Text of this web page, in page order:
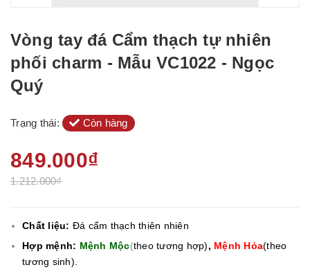
Vòng tay đá Cẩm thạch tự nhiên
phối charm - Mẫu VC1022 - Ngọc
Quý
Trạng thái: Còn hàng
849.000₫
1.212.000₫
Chất liệu: Đá cẩm thạch thiên nhiên
Hợp mệnh: Mệnh Mộc(theo tương hợp), Mệnh Hỏa(theo
tương sinh).